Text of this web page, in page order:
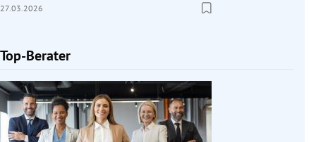
27.03.2026
Top-Berater
Slide 1 von 1